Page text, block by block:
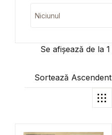
Se afișează de la 1
Sortează Ascendent